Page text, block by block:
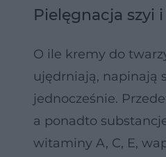
Pielęgnacja szyi
O ile kremy do
ujędrniają, napinają
jednocześnie.
a ponadto
witaminy A, C, E,